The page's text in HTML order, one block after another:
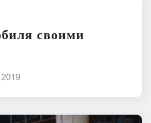
своими